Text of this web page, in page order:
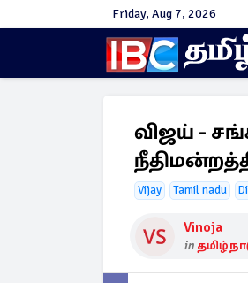
Friday, Aug 7, 2026
விஜய் -
Vijay Tamil nadu
Vinoja
in